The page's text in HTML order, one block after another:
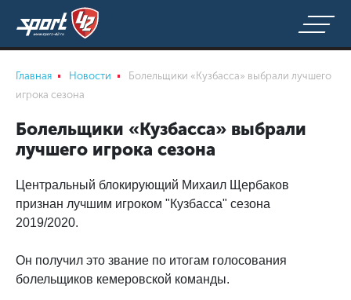
Главная Новости
Болельщики «Кузбасса» выбрали лучшего
игрока сезона
Болельщики «Кузбасса» выбрали
лучшего игрока сезона
Центральный блокирующий Михаил Щербаков
признан лучшим игроком "Кузбасса" сезона
2019/2020.
Он получил это звание по итогам голосования
болельщиков кемеровской команды.